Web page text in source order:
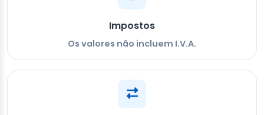
Impostos
Os valores não incluem I.V.A.